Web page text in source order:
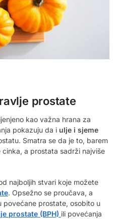
prostate
kao važna hrana za
pokazuju da i ulje i sjeme
Smatra se da je to, barem
a prostata sadrži najviše
najboljih stvari koje možete
. Opsežno se proučava, a
povećane prostate, osobito u
prostate (BPH) ili povećanja